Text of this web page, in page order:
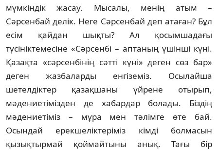
мүмкіндік жасау. Мысалы, менің атым –
Сәрсенбай делік. Неге Сәрсенбай деп атаған? Бұл
есім қайдан шықты? Ал қосымшадағы
түсініктемесіне «Сәрсенбі – аптаның үшінші күні.
Қазақта «сәрсенбінің сәтті күні» деген сөз бар»
деген жазбаларды енгіземіз. Осылайша
шетелдіктер қазақшаны үйрене отырып,
мәдениетімізден де хабардар болады. Біздің
мәдениетіміз – мұра мен тәлімге өте бай.
Осындай ерекшеліктеріміз кімді болмасын
қызықтырмай қоймайтыны анық. Тағы бір